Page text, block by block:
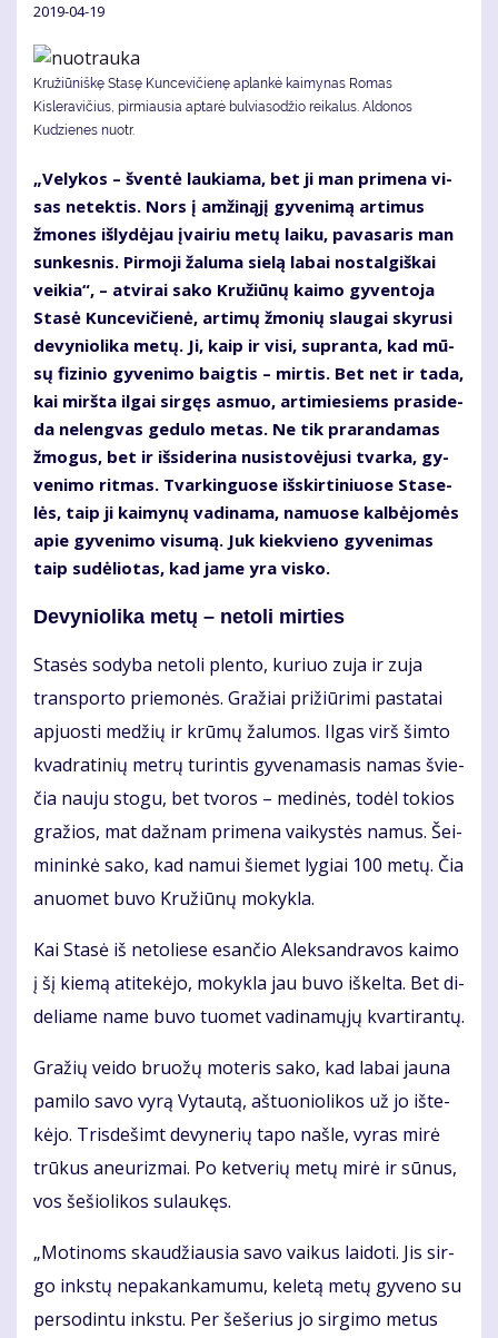
2019-04-19
Kružiūniškę Stasę Kuncevičienę aplankė kaimynas Romas
Kisleravičius, pirmiausia aptarė bulviasodžio reikalus. Aldonos
Kudzienes nuotr.
„Ve­ly­kos – šven­tė lau­kia­ma, bet ji man pri­me­na vi­
sas ne­tek­tis. Nors į am­ži­ną­jį gy­ve­ni­mą ar­ti­mus
žmo­nes iš­ly­dė­jau įvai­riu me­tų lai­ku, pa­va­sa­ris man
sun­kes­nis. Pir­mo­ji ža­lu­ma sie­lą la­bai nos­tal­giš­kai
vei­kia“, – at­vi­rai sa­ko Kru­žiū­nų kai­mo gy­ven­to­ja
Sta­sė Kun­ce­vi­čie­nė, ar­ti­mų žmo­nių slau­gai sky­ru­si
de­vy­nio­li­ka me­tų. Ji, kaip ir vi­si, su­pran­ta, kad mū­
sų fi­zi­nio gy­ve­ni­mo baig­tis – mir­tis. Bet net ir ta­da,
kai mirš­ta il­gai sir­gęs as­muo, ar­ti­mie­siems pra­si­de­
da ne­leng­vas ge­du­lo me­tas. Ne tik pra­ran­da­mas
žmo­gus, bet ir iš­si­de­ri­na nu­si­sto­vė­ju­si tvar­ka, gy­
ve­ni­mo rit­mas. Tvar­kin­guo­se iš­skir­ti­niuo­se Sta­se­
lės, taip ji kai­my­nų va­di­na­ma, na­muo­se kal­bė­jo­mės
apie gy­ve­ni­mo vi­su­mą. Juk kiek­vie­no gy­ve­ni­mas
taip su­dė­lio­tas, kad ja­me yra vis­ko.
De­vy­nio­li­ka me­tų – ne­to­li mir­ties
Sta­sės so­dy­ba ne­to­li plen­to, ku­riuo zu­ja ir zu­ja
trans­por­to prie­mo­nės. Gra­žiai pri­žiū­ri­mi pa­sta­tai
ap­juos­ti me­džių ir krū­mų ža­lu­mos. Il­gas virš šim­to
kvad­ra­ti­nių met­rų tu­rin­tis gy­ve­na­ma­sis na­mas švie­
čia nau­ju sto­gu, bet tvo­ros – me­di­nės, to­dėl to­kios
gra­žios, mat daž­nam pri­me­na vai­kys­tės na­mus. Šei­
mi­nin­kė sa­ko, kad na­mui šie­met ly­giai 100 me­tų. Čia
anuo­met bu­vo Kru­žiū­nų mo­kyk­la.
Kai Sta­sė iš ne­to­lie­se esan­čio Alek­san­dra­vos kai­mo
į šį kie­mą ati­te­kė­jo, mo­kyk­la jau bu­vo iš­kel­ta. Bet di­
de­lia­me na­me bu­vo tuo­met va­di­na­mų­jų kvar­ti­ran­tų.
Gra­žių vei­do bruo­žų mo­te­ris sa­ko, kad la­bai jau­na
pa­mi­lo sa­vo vy­rą Vy­tau­tą, aš­tuo­nio­li­kos už jo iš­te­
kė­jo. Tris­de­šimt de­vy­ne­rių ta­po naš­le, vy­ras mi­rė
trū­kus aneu­riz­mai. Po ket­ve­rių me­tų mi­rė ir sū­nus,
vos še­šio­li­kos su­lau­kęs.
„Mo­ti­noms skau­džiau­sia sa­vo vai­kus lai­do­ti. Jis sir­
go inks­tų ne­pa­kan­ka­mu­mu, ke­le­tą me­tų gy­ve­no su
per­so­din­tu inks­tu. Per še­še­rius jo sir­gi­mo me­tus